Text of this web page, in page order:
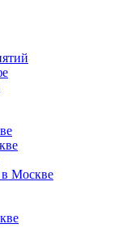
Москве